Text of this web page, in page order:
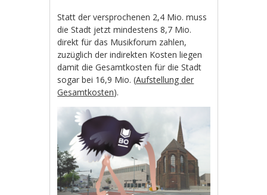
Statt der versprochenen 2,4 Mio. muss
die Stadt jetzt mindestens 8,7 Mio.
direkt für das Musikforum zahlen,
zuzüglich der indirekten Kosten liegen
damit die Gesamtkosten für die Stadt
sogar bei 16,9 Mio. (Aufstellung der
Gesamtkosten).